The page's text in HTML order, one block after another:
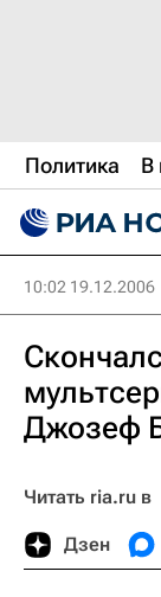
Политика В
10:02 19.12.2006
Джозеф
Читать ria.ru в
Дзен